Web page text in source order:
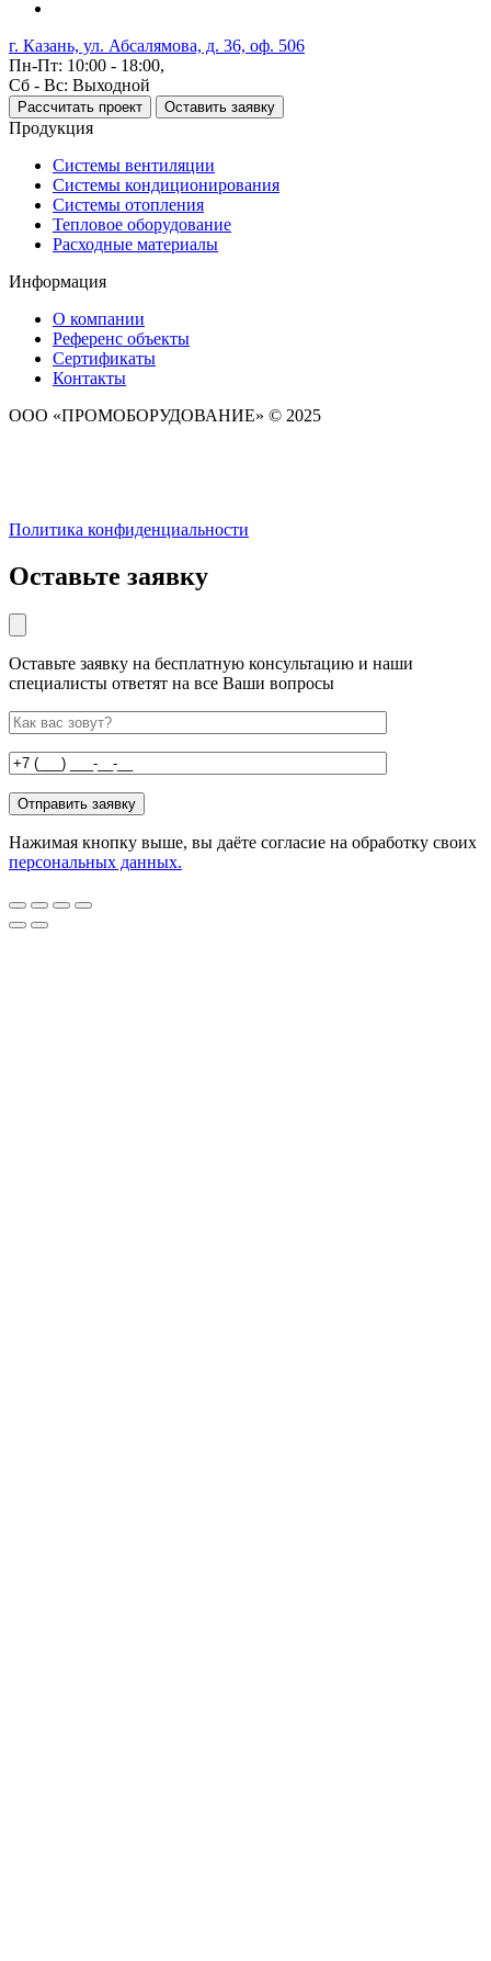
г. Казань, ул. Абсалямова, д. 36, оф. 506
Пн-Пт: 10:00 - 18:00,
Сб - Вс: Выходной
Рассчитать проект Оставить заявку
Продукция
Системы вентиляции
Системы кондиционирования
Системы отопления
Тепловое оборудование
Расходные материалы
Информация
О компании
Референс объекты
Сертификаты
Контакты
ООО «ПРОМОБОРУДОВАНИЕ» © 2025
Политика конфиденциальности
Оставьте заявку
Оставьте заявку на бесплатную консультацию и наши
специалисты ответят на все Ваши вопросы
Нажимая кнопку выше, вы даёте согласие на обработку своих
персональных данных.